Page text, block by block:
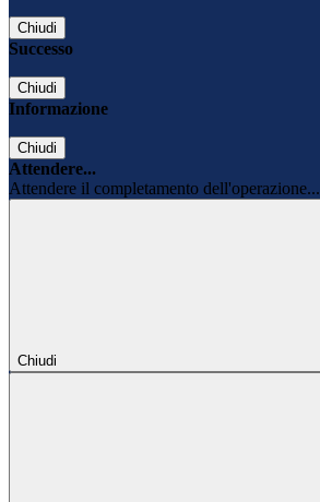
Chiudi
Successo
Chiudi
Informazione
Chiudi
Attendere...
Attendere il completamento dell'operazione...
Chiudi